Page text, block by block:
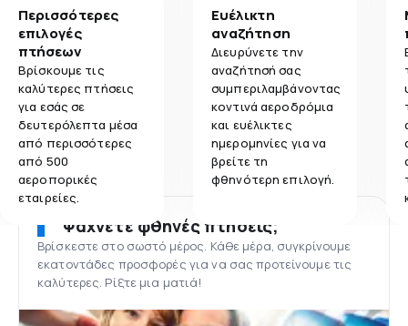
Περισσότερες
επιλογές
πτήσεων
Βρίσκουμε τις
καλύτερες πτήσεις
για εσάς σε
δευτερόλεπτα μέσα
από περισσότερες
από 500
αεροπορικές
εταιρείες.
Ευέλικτη
αναζήτηση
Διευρύνετε την
αναζήτησή σας
συμπεριλαμβάνοντας
κοντινά αεροδρόμια
και ευέλικτες
ημερομηνίες για να
βρείτε τη
φθηνότερη επιλογή.
Ψάχνετε φθηνές πτήσεις;
Βρίσκεστε στο σωστό μέρος. Κάθε μέρα, συγκρίνουμε
εκατοντάδες προσφορές για να σας προτείνουμε τις
καλύτερες. Ρίξτε μια ματιά!